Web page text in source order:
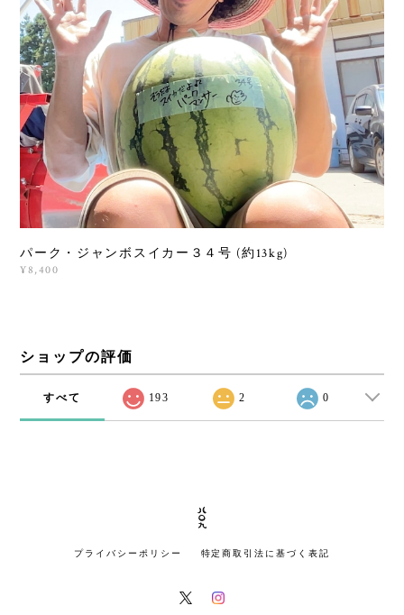
パーク・ジャンボスイカー３４号 (約13kg)
¥8,400
ショップの評価
すべて 193 2 0
プライバシーポリシー 特定商取引法に基づく表記